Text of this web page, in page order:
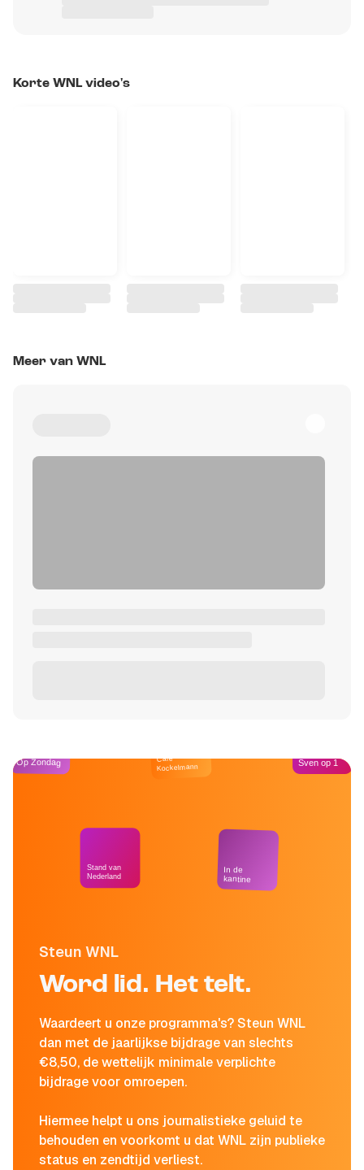
Korte WNL video's
Meer van WNL
Steun WNL
Word lid. Het telt.
Waardeert u onze programma's? Steun WNL
dan met de jaarlijkse bijdrage van slechts
€8,50, de wettelijk minimale verplichte
bijdrage voor omroepen.
Hiermee helpt u ons journalistieke geluid te
behouden en voorkomt u dat WNL zijn publieke
status en zendtijd verliest.
Op Zondag
Stand van
Nederland
Café
Kockelmann
In de
kantine
Sven op 1